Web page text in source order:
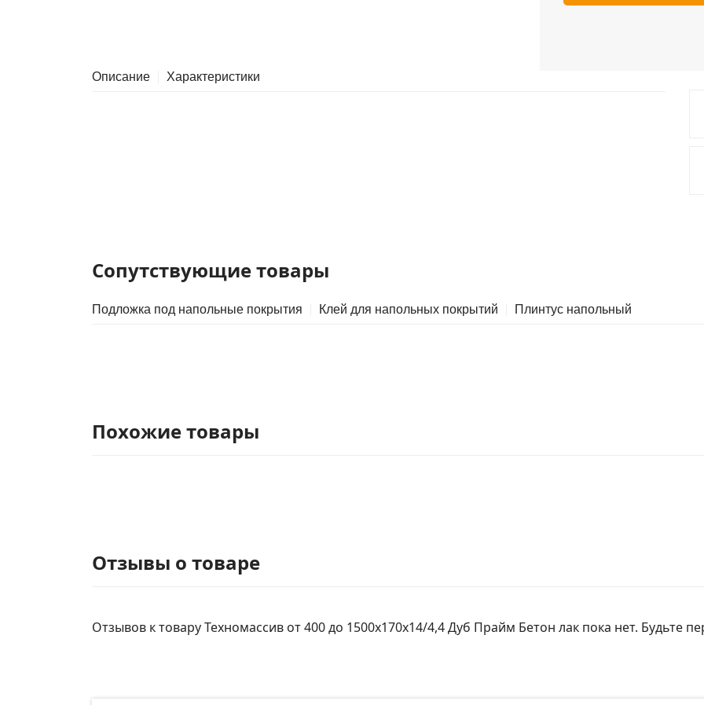
Описание Характеристики
Сопутствующие товары
Подложка под напольные покрытия Клей для напольных покрытий Плинтус напольный
Похожие товары
Отзывы о товаре
Отзывов к товару Техномассив от 400 до 1500х170х14/4,4 Дуб Прайм Бетон лак пока нет. Будьте